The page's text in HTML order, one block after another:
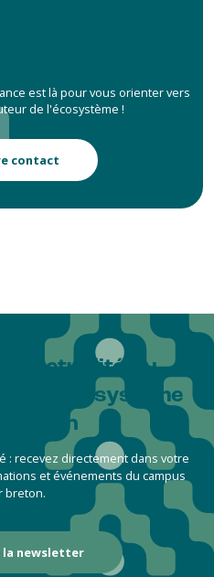
de conseils sur le
est là pour vous orienter vers
de l'écosystème !
contact
l’actualité du
de l'écosystème
breton
: recevez directement dans votre
et événements du campus
breton.
la newsletter